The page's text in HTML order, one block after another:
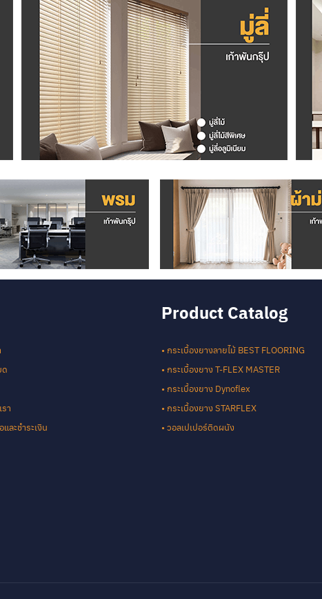
า
ละชำระเงิน
Product Catalog
• กระเบื้องยางลายไม้ BEST FLOORING
• กระเบื้องยาง T-FLEX MASTER
• กระเบื้องยาง Dynoflex
• กระเบื้องยาง STARFLEX
• วอลเปเปอร์ติดผนัง